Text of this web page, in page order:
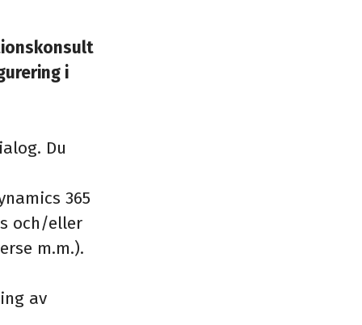
i
Du
365
och/eller
m.m.).
av